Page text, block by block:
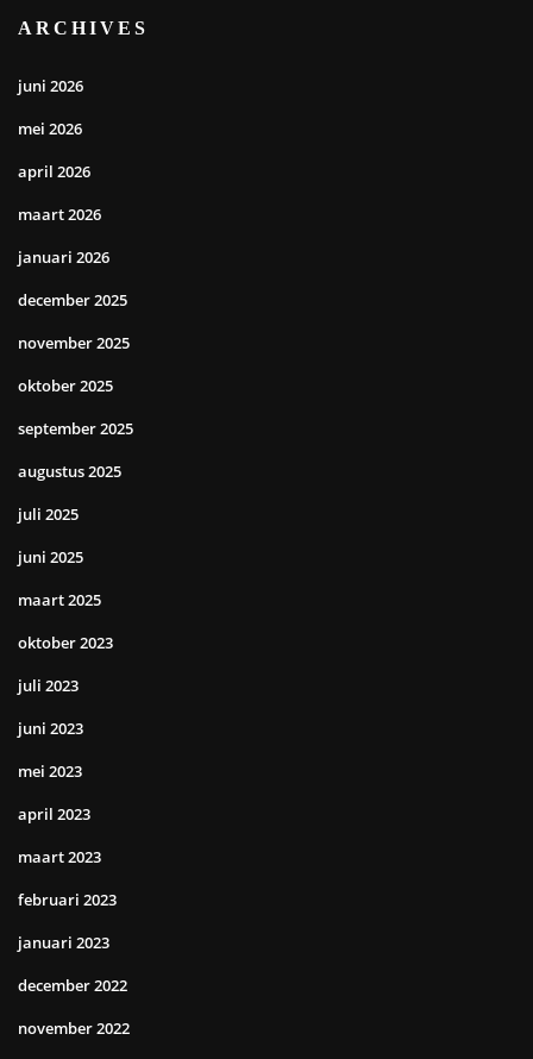
ARCHIVES
juni 2026
mei 2026
april 2026
maart 2026
januari 2026
december 2025
november 2025
oktober 2025
september 2025
augustus 2025
juli 2025
juni 2025
maart 2025
oktober 2023
juli 2023
juni 2023
mei 2023
april 2023
maart 2023
februari 2023
januari 2023
december 2022
november 2022